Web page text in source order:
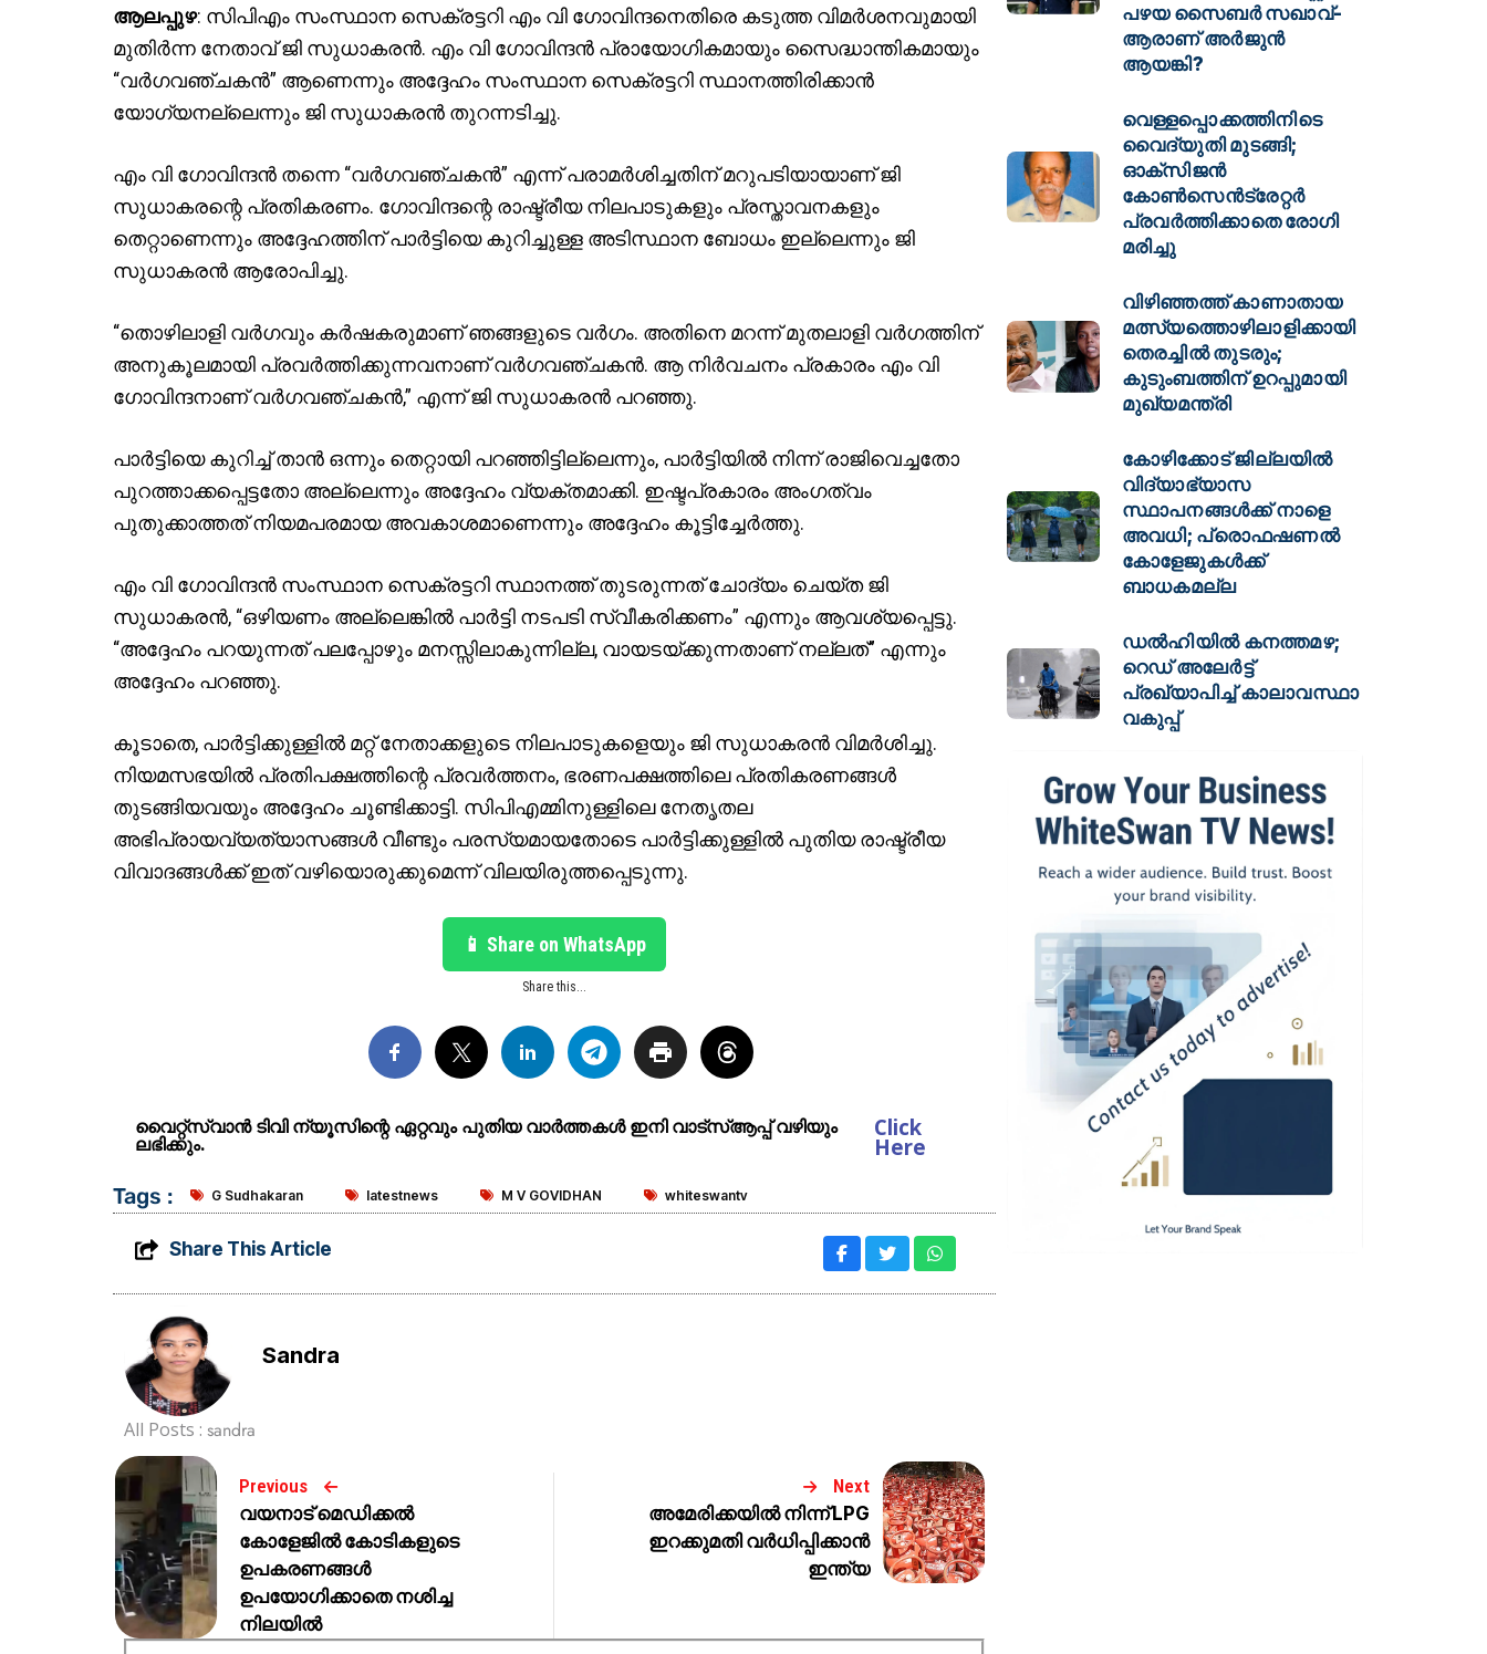
ആലപ്പുഴ: സിപിഎം സംസ്ഥാന സെക്രട്ടറി എം വി ഗോവിന്ദനെതിരെ കടുത്ത വിമർശനവുമായി
മുതിർന്ന നേതാവ് ജി സുധാകരൻ. എം വി ഗോവിന്ദൻ പ്രായോഗികമായും സൈദ്ധാന്തികമായും
“വർഗവഞ്ചകൻ” ആണെന്നും അദ്ദേഹം സംസ്ഥാന സെക്രട്ടറി സ്ഥാനത്തിരിക്കാൻ
യോഗ്യനല്ലെന്നും ജി സുധാകരൻ തുറന്നടിച്ചു.
എം വി ഗോവിന്ദൻ തന്നെ “വർഗവഞ്ചകൻ” എന്ന് പരാമർശിച്ചതിന് മറുപടിയായാണ് ജി
സുധാകരന്റെ പ്രതികരണം. ഗോവിന്ദന്റെ രാഷ്ട്രീയ നിലപാടുകളും പ്രസ്താവനകളും
തെറ്റാണെന്നും അദ്ദേഹത്തിന് പാർട്ടിയെ കുറിച്ചുള്ള അടിസ്ഥാന ബോധം ഇല്ലെന്നും ജി
സുധാകരൻ ആരോപിച്ചു.
“തൊഴിലാളി വർഗവും കർഷകരുമാണ് ഞങ്ങളുടെ വർഗം. അതിനെ മറന്ന് മുതലാളി വർഗത്തിന്
അനുകൂലമായി പ്രവർത്തിക്കുന്നവനാണ് വർഗവഞ്ചകൻ. ആ നിർവചനം പ്രകാരം എം വി
ഗോവിന്ദനാണ് വർഗവഞ്ചകൻ,” എന്ന് ജി സുധാകരൻ പറഞ്ഞു.
പാർട്ടിയെ കുറിച്ച് താൻ ഒന്നും തെറ്റായി പറഞ്ഞിട്ടില്ലെന്നും, പാർട്ടിയിൽ നിന്ന് രാജിവെച്ചതോ
പുറത്താക്കപ്പെട്ടതോ അല്ലെന്നും അദ്ദേഹം വ്യക്തമാക്കി. ഇഷ്ടപ്രകാരം അംഗത്വം
പുതുക്കാത്തത് നിയമപരമായ അവകാശമാണെന്നും അദ്ദേഹം കൂട്ടിച്ചേർത്തു.
എം വി ഗോവിന്ദൻ സംസ്ഥാന സെക്രട്ടറി സ്ഥാനത്ത് തുടരുന്നത് ചോദ്യം ചെയ്ത ജി
സുധാകരൻ, “ഒഴിയണം അല്ലെങ്കിൽ പാർട്ടി നടപടി സ്വീകരിക്കണം” എന്നും ആവശ്യപ്പെട്ടു.
“അദ്ദേഹം പറയുന്നത് പലപ്പോഴും മനസ്സിലാകുന്നില്ല, വായടയ്ക്കുന്നതാണ് നല്ലത്” എന്നും
അദ്ദേഹം പറഞ്ഞു.
കൂടാതെ, പാർട്ടിക്കുള്ളിൽ മറ്റ് നേതാക്കളുടെ നിലപാടുകളെയും ജി സുധാകരൻ വിമർശിച്ചു.
നിയമസഭയിൽ പ്രതിപക്ഷത്തിന്റെ പ്രവർത്തനം, ഭരണപക്ഷത്തിലെ പ്രതികരണങ്ങൾ
തുടങ്ങിയവയും അദ്ദേഹം ചൂണ്ടിക്കാട്ടി. സിപിഎമ്മിനുള്ളിലെ നേതൃതല
അഭിപ്രായവ്യത്യാസങ്ങൾ വീണ്ടും പരസ്യമായതോടെ പാർട്ടിക്കുള്ളിൽ പുതിയ രാഷ്ട്രീയ
വിവാദങ്ങൾക്ക് ഇത് വഴിയൊരുക്കുമെന്ന് വിലയിരുത്തപ്പെടുന്നു.
📱 Share on WhatsApp
Share this...
വൈറ്റ്സ്വാൻ ടിവി ന്യൂസിന്റെ ഏറ്റവും പുതിയ വാർത്തകൾ ഇനി വാട്സ്ആപ്പ് വഴിയും
ലഭിക്കും.
Click
Here
Tags : G Sudhakaran latestnews M V GOVIDHAN whiteswantv
Share This Article
Sandra
All Posts : sandra
Previous
വയനാട് മെഡിക്കൽ
കോളേജിൽ കോടികളുടെ
ഉപകരണങ്ങൾ
ഉപയോഗിക്കാതെ നശിച്ച
നിലയിൽ
Next
അമേരിക്കയിൽ നിന്ന് LPG
ഇറക്കുമതി വർധിപ്പിക്കാൻ
ഇന്ത്യ
പഴയ സൈബർ സഖാവ്-
ആരാണ് അർജുൻ
ആയങ്കി?
വെള്ളപ്പൊക്കത്തിനിടെ
വൈദ്യുതി മുടങ്ങി;
ഓക്സിജൻ
കോൺസെൻട്രേറ്റർ
പ്രവർത്തിക്കാതെ രോഗി
മരിച്ചു
വിഴിഞ്ഞത്ത് കാണാതായ
മത്സ്യത്തൊഴിലാളിക്കായി
തെരച്ചിൽ തുടരും;
കുടുംബത്തിന് ഉറപ്പുമായി
മുഖ്യമന്ത്രി
കോഴിക്കോട് ജില്ലയിൽ
വിദ്യാഭ്യാസ
സ്ഥാപനങ്ങൾക്ക് നാളെ
അവധി; പ്രൊഫഷണൽ
കോളേജുകൾക്ക്
ബാധകമല്ല
ഡല്‍ഹിയില്‍ കനത്തമഴ;
റെഡ് അലേര്‍ട്ട്
പ്രഖ്യാപിച്ച് കാലാവസ്ഥാ
വകുപ്പ്